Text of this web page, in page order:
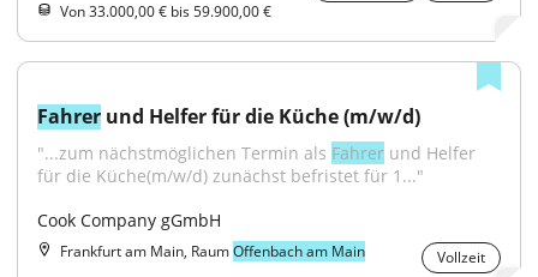
Von 33.000,00 € bis 59.900,00 €
Fahrer und Helfer für die Küche (m/w/d)
"...zum nächstmöglichen Termin als Fahrer und Helfer
für die Küche(m/w/d) zunächst befristet für 1..."
Cook Company gGmbH
Frankfurt am Main, RaumOffenbach am Main Vollzeit